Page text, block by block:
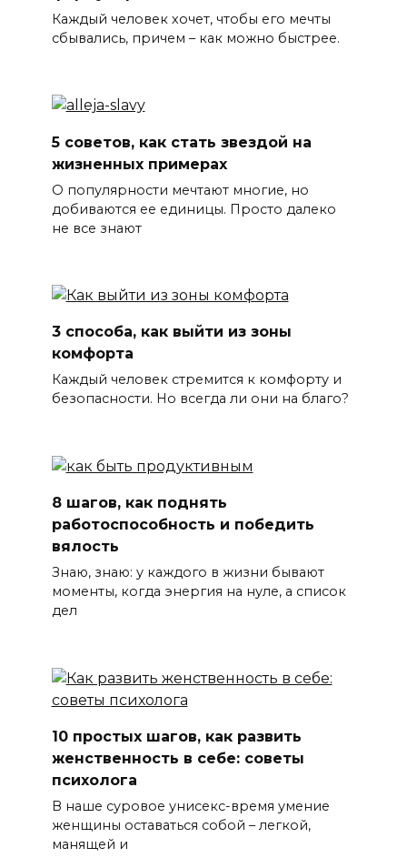
Каждый человек хочет, чтобы его мечты
сбывались, причем – как можно быстрее.
5 советов, как стать звездой на
жизненных примерах
О популярности мечтают многие, но
добиваются ее единицы. Просто далеко
не все знают
3 способа, как выйти из зоны
комфорта
Каждый человек стремится к комфорту и
безопасности. Но всегда ли они на благо?
8 шагов, как поднять
работоспособность и победить
вялость
Знаю, знаю: у каждого в жизни бывают
моменты, когда энергия на нуле, а список
дел
10 простых шагов, как развить
женственность в себе: советы
психолога
В наше суровое унисекс-время умение
женщины оставаться собой – легкой,
манящей и